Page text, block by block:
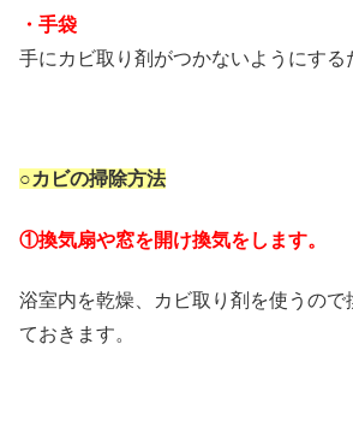
・手袋
手にカビ取り剤がつかないようにする
○カビの掃除方法
①換気扇や窓を開け換気をします。
浴室内を乾燥、カビ取り剤を使うので
ておきます。